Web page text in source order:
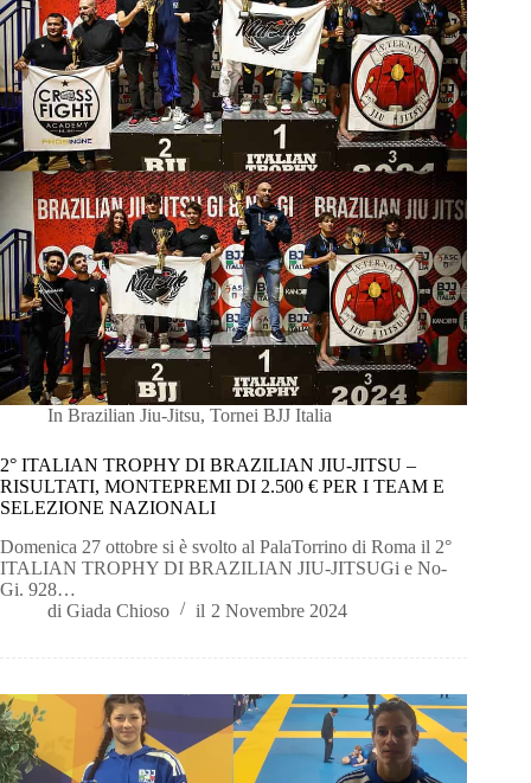
In Brazilian Jiu-Jitsu,Tornei BJJ Italia
2° ITALIAN TROPHY DI BRAZILIAN JIU-JITSU –
RISULTATI, MONTEPREMI DI 2.500 € PER I TEAM E
SELEZIONE NAZIONALI
Domenica 27 ottobre si è svolto al PalaTorrino di Roma il 2°
ITALIAN TROPHY DI BRAZILIAN JIU-JITSUGi e No-
Gi. 928…
di Giada Chioso il 2 Novembre 2024